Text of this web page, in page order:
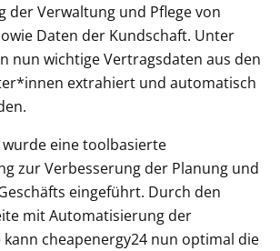
der Verwaltung und Pflege von
Daten der Kundschaft. Unter
nun wichtige Vertragsdaten aus den
extrahiert und automatisch
eine toolbasierte
zur Verbesserung der Planung und
eingeführt. Durch den
mit Automatisierung der
cheapenergy24 nun optimal die